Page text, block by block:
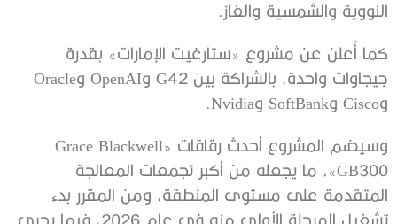
النووية والشمسية والغاز.
كما أُعلن عن مشروع «ستارغيت الإمارات» بقدرة
جيجاوات واحدة، بالشراكة بين G42 وOpenAI وOracle
وCisco وSoftBank وNvidia.
وسيضم المشروع أحدث رقاقات «Grace Blackwell
GB300»، ما يجعله من أكبر تجمعات المعالجة
المتقدمة على مستوى المنطقة، ومن المقرر بدء
تشغيل المرحلة الأولى منه في عام 2026، فيما يجري